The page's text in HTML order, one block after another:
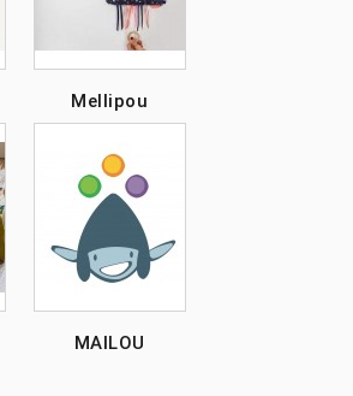
Mellipou
MAILOU